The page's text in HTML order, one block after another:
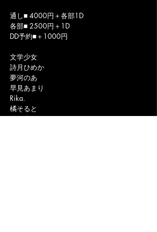
通し■ 4000円＋各部1D
各部■ 2500円＋1D
DD予約■＋1000円
文学少女
詩月ひめか
夢河のあ
早見あまり
Rika.
橘そると
悠白渚月